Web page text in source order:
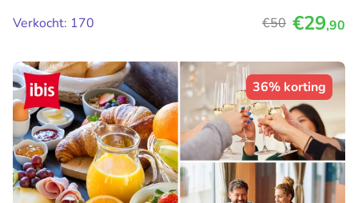
Verkocht: 170
€50 €29,90
36% korting